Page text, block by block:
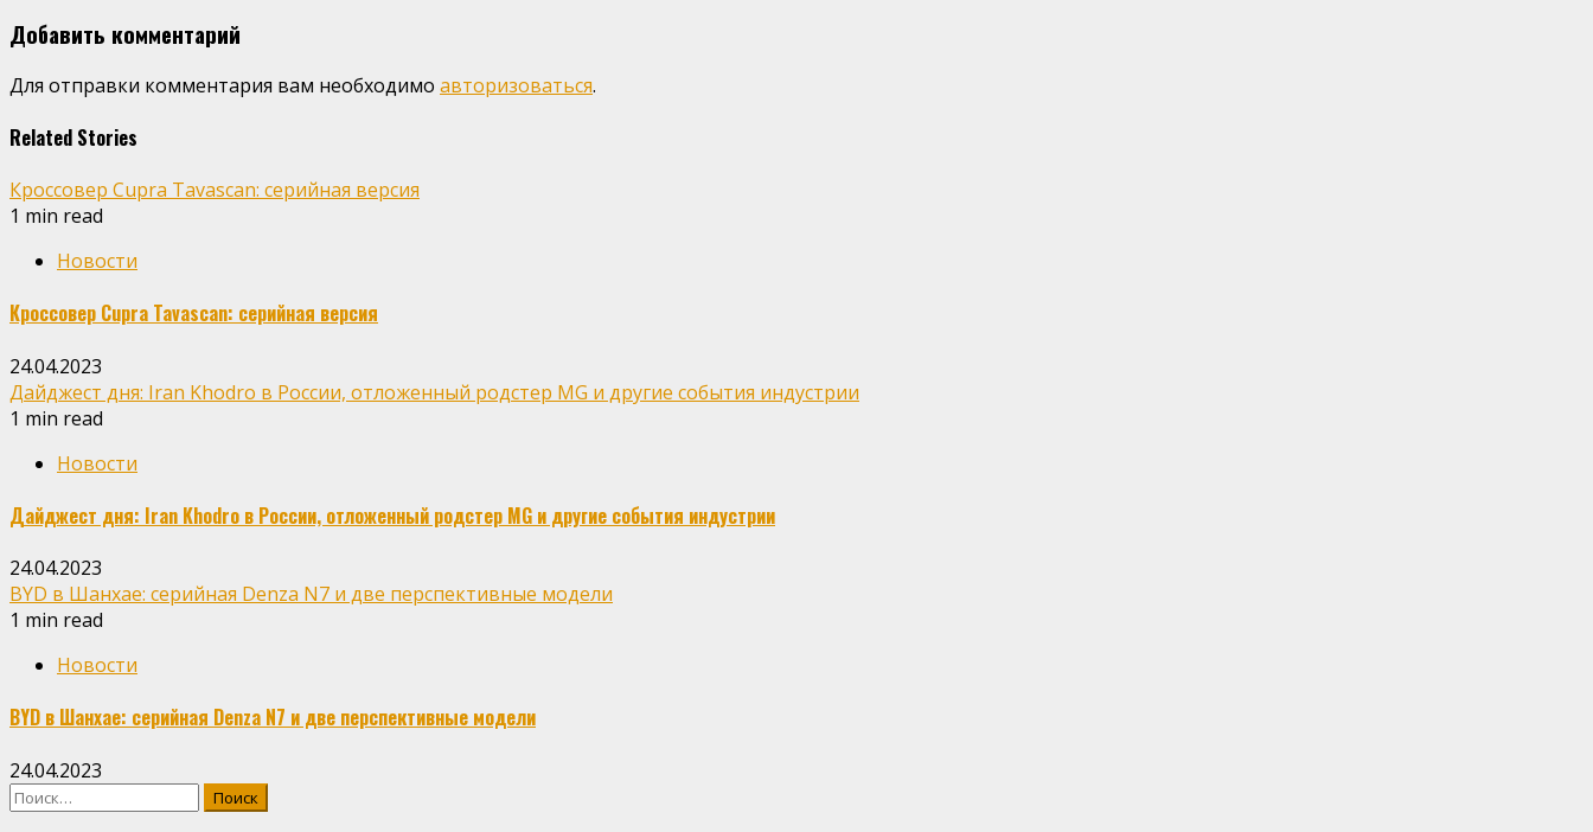
Добавить комментарий
Для отправки комментария вам необходимо авторизоваться.
Related Stories
Кроссовер Cupra Tavascan: серийная версия
1 min read
Новости
Кроссовер Cupra Tavascan: серийная версия
24.04.2023
Дайджест дня: Iran Khodro в России, отложенный родстер MG и другие события индустрии
1 min read
Новости
Дайджест дня: Iran Khodro в России, отложенный родстер MG и другие события индустрии
24.04.2023
BYD в Шанхае: серийная Denza N7 и две перспективные модели
1 min read
Новости
BYD в Шанхае: серийная Denza N7 и две перспективные модели
24.04.2023
Найти: